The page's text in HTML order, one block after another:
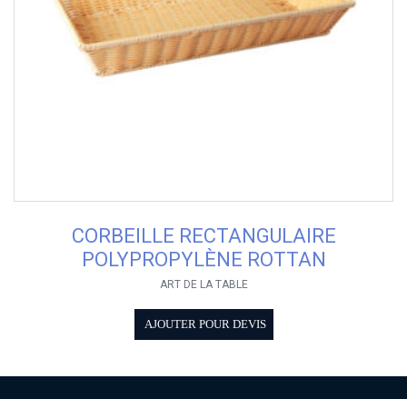
CORBEILLE RECTANGULAIRE
POLYPROPYLÈNE ROTTAN
ART DE LA TABLE
AJOUTER POUR DEVIS